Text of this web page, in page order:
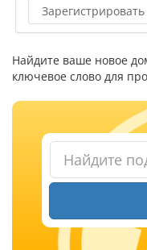
Найдите ваше новое
ключевое слово для